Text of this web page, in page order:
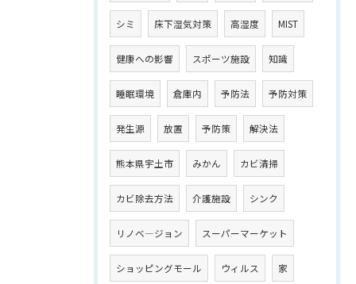
シミ 床下湿気対策 高湿度 MIST
健康への影響 スポーツ施設 知識
睡眠環境 倉庫内 予防法 予防対策
発生源 放置 予防策 解決法
熊本県宇土市 みかん カビ清掃
カビ除去方法 介護施設 シンク
リノベ―ジョン スーパーマーケット
ショッピングモール ウィルス 家